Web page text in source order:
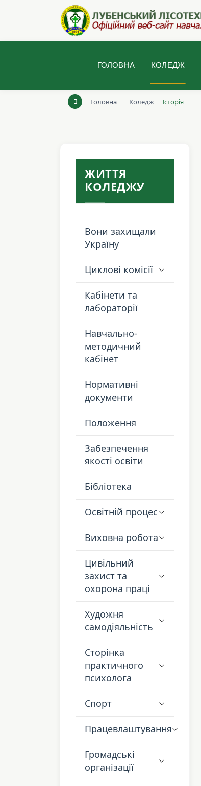
ГОЛОВНА КОЛЕДЖ
Головна Коледж Історія
ЖИТТЯ
КОЛЕДЖУ
Вони захищали
Україну
Циклові комісії
Кабінети та
лабораторії
Навчально-
методичний
кабінет
Нормативні
документи
Положення
Забезпечення
якості освіти
Бібліотека
Освітній процес
Виховна робота
Цивільний
захист та
охорона праці
Художня
самодіяльність
Сторінка
практичного
психолога
Спорт
Працевлаштування
Громадські
організації